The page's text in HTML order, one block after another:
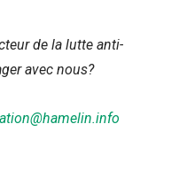
de la lutte anti-
avec nous?